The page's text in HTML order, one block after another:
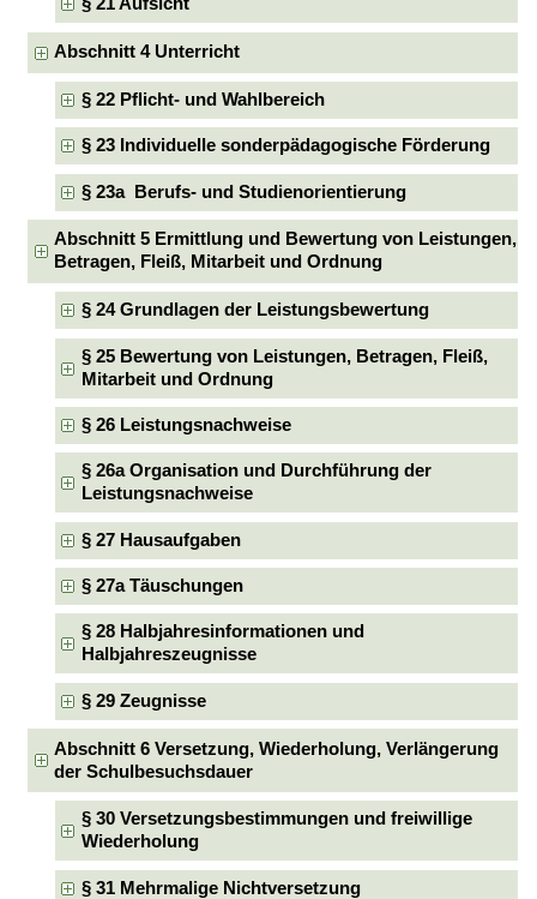
§ 21 Aufsicht
Abschnitt 4 Unterricht
§ 22 Pflicht- und Wahlbereich
§ 23 Individuelle sonderpädagogische Förderung
§ 23a Berufs- und Studienorientierung
Abschnitt 5 Ermittlung und Bewertung von Leistungen,
Betragen, Fleiß, Mitarbeit und Ordnung
§ 24 Grundlagen der Leistungsbewertung
§ 25 Bewertung von Leistungen, Betragen, Fleiß,
Mitarbeit und Ordnung
§ 26 Leistungsnachweise
§ 26a Organisation und Durchführung der
Leistungsnachweise
§ 27 Hausaufgaben
§ 27a Täuschungen
§ 28 Halbjahresinformationen und
Halbjahreszeugnisse
§ 29 Zeugnisse
Abschnitt 6 Versetzung, Wiederholung, Verlängerung
der Schulbesuchsdauer
§ 30 Versetzungsbestimmungen und freiwillige
Wiederholung
§ 31 Mehrmalige Nichtversetzung